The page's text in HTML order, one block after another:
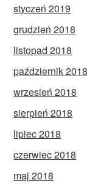
styczeń 2019
grudzień 2018
listopad 2018
październik 2018
wrzesień 2018
sierpień 2018
lipiec 2018
czerwiec 2018
maj 2018